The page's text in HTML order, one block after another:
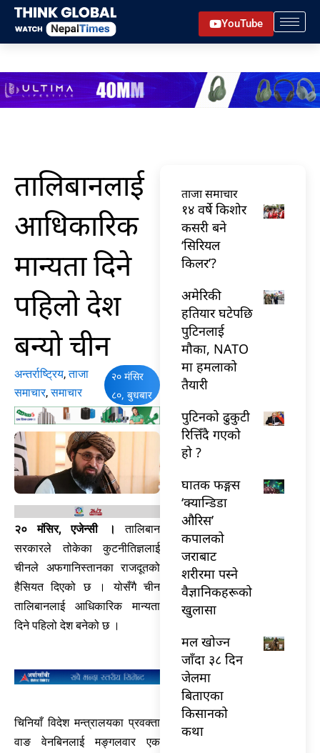
Skip
content
YouTube
तालिबानलाई
आधिकारिक
मान्यता दिने
पहिलो देश
बन्यो चीन
अन्तर्राष्ट्रिय,ताजा
समाचार,समाचार
२० मंसिर
८०, बुधबार
२० मंसिर, एजेन्सी ।
तालिबान
सरकारले तोकेका कुटनीतिज्ञलाई
चीनले अफगानिस्तानका राजदूतको
हैसियत दिएको छ । योसँगै चीन
तालिबानलाई आधिकारिक मान्यता
दिने पहिलो देश बनेको छ ।
चिनियाँ विदेश मन्त्रालयका प्रवक्ता
वाङ वेनबिनलाई मङ्गलवार एक
ताजा समाचार
१४ वर्षे किशोर
कसरी बने
‘सिरियल
किलर’?
अमेरिकी
हतियार घटेपछि
पुटिनलाई
मौका, NATO
मा हमलाको
तैयारी
पुटिनको ढुकुटी
रित्तिँदै गएको
हो ?
घातक फङ्गस
‘क्यान्डिडा
औरिस’
कपालको
जराबाट
शरीरमा पस्ने
वैज्ञानिकहरूको
खुलासा
मल खोज्न
जाँदा ३८ दिन
जेलमा
बिताएका
किसानको
कथा